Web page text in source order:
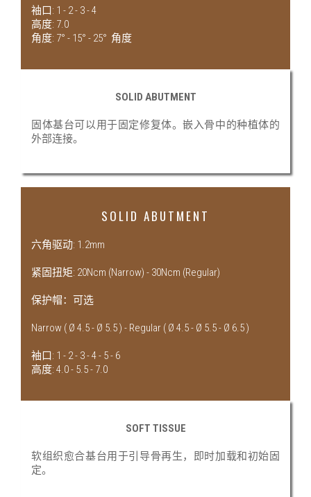
袖口: 1 - 2 - 3 - 4
高度: 7.0
角度: 7° - 15° - 25° 角度
SOLID ABUTMENT
固体基台可以用于固定修复体。嵌入骨中的种植体的
外部连接。
SOLID ABUTMENT
六角驱动: 1.2mm
紧固扭矩: 20Ncm (Narrow) - 30Ncm (Regular)
保护帽：可选
Narrow ( Ø 4.5 - Ø 5.5 ) - Regular ( Ø 4.5 - Ø 5.5 - Ø 6.5 )
袖口: 1 - 2 - 3 - 4 - 5 - 6
高度: 4.0 - 5.5 - 7.0
SOFT TISSUE
软组织愈合基台用于引导骨再生，即时加载和初始固
定。